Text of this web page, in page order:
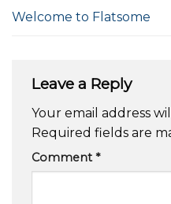
Welcome to Flatsome
Leave a Reply
Your email address
Required fields are
Comment *